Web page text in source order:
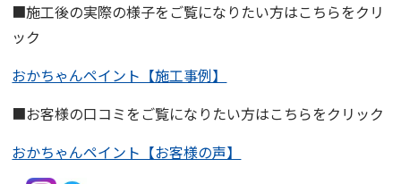
■施工後の実際の様子をご覧になりたい方はこちらをクリ
ック
おかちゃんペイント【施工事例】
■お客様の口コミをご覧になりたい方はこちらをクリック
おかちゃんペイント【お客様の声】